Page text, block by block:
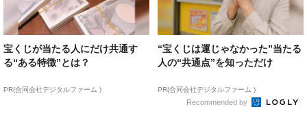
宝くじが当たる人にだけ共通す
る“ある特徴”とは？
PR(合同会社デジタルファーム )
“宝くじは運じゃなかった”当たる
人の“共通点”を知っただけ
PR(合同会社デジタルファーム )
Recommended by